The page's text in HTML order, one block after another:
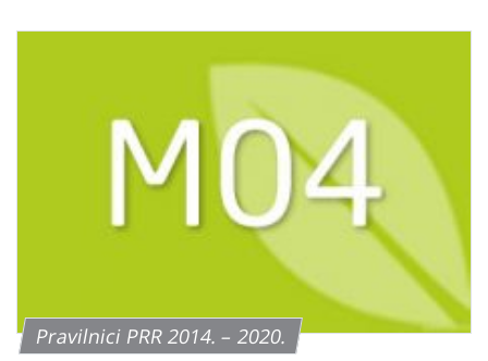
Pravilnici PRR 2014. – 2020.